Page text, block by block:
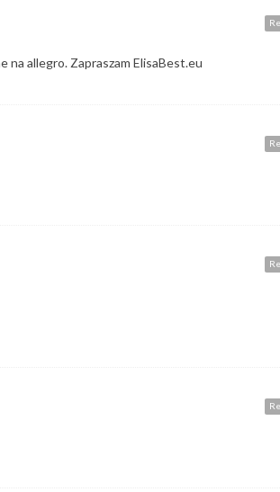
na allegro. Zapraszam ElisaBest.eu